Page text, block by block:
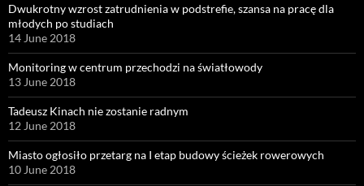
Dwukrotny wzrost zatrudnienia w podstrefie, szansa na pracę dla
młodych po studiach
14 June 2018
Monitoring w centrum przechodzi na światłowody
13 June 2018
Tadeusz Kinach nie zostanie radnym
12 June 2018
Miasto ogłosiło przetarg na I etap budowy ścieżek rowerowych
10 June 2018